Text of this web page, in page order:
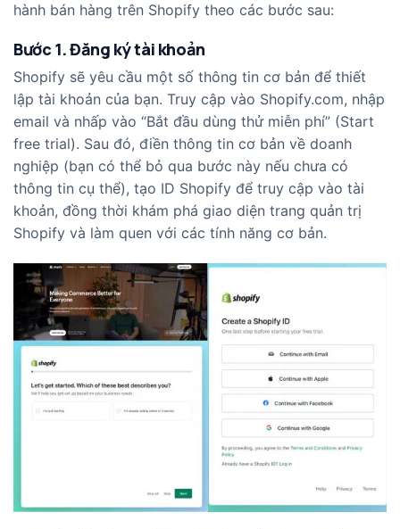
hành bán hàng trên Shopify theo các bước sau:
Bước 1. Đăng ký tài khoản
Shopify sẽ yêu cầu một số thông tin cơ bản để thiết
lập tài khoản của bạn. Truy cập vào Shopify.com, nhập
email và nhấp vào “Bắt đầu dùng thử miễn phí” (Start
free trial). Sau đó, điền thông tin cơ bản về doanh
nghiệp (bạn có thể bỏ qua bước này nếu chưa có
thông tin cụ thể), tạo ID Shopify để truy cập vào tài
khoản, đồng thời khám phá giao diện trang quản trị
Shopify và làm quen với các tính năng cơ bản.